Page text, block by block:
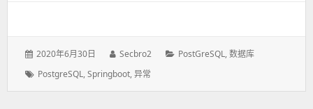
发
于：
2020年6月30日
作
Secbro2
分
PostGreSQL,数据库
标
PostgreSQL,Springboot,异常